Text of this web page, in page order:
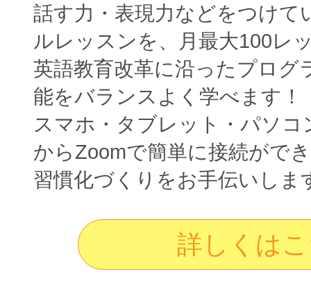
話す力・表現力などをつけて
ルレッスンを、月最大100レ
英語教育改革に沿ったプログ
能をバランスよく学べます！
スマホ・タブレット・パソ
からZoomで簡単に接続がで
習慣化づくりをお手伝いしま
詳しくは